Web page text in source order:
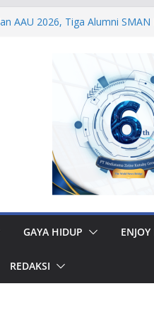
AAU 2026, Tiga Alumni SMAN
Akpol Dampingi Siswa
Bhakti 2026
Prajurit, Kodaeral V Hadiri
Surabaya
Personel Lanud
World Boomerang
GAYA HIDUP ENJOY
REDAKSI